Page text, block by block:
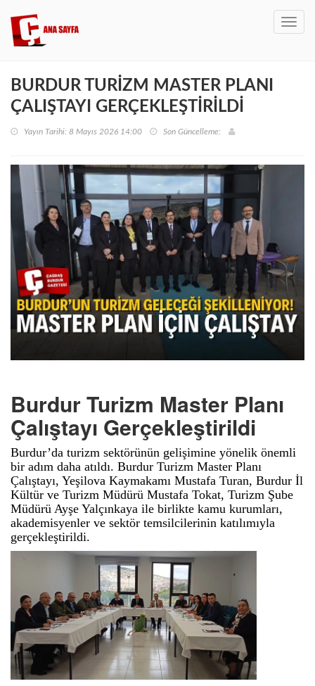
BURDUR TURİZM MASTER PLANI
ÇALIŞTAYI GERÇEKLEŞTİRİLDİ
Yayın Tarihi: 8 Mayıs 2026 14:00 Son Güncelleme:
Burdur Turizm Master Planı
Çalıştayı Gerçekleştirildi
Burdur’da turizm sektörünün gelişimine yönelik önemli
bir adım daha atıldı. Burdur Turizm Master Planı
Çalıştayı, Yeşilova Kaymakamı Mustafa Turan, Burdur İl
Kültür ve Turizm Müdürü Mustafa Tokat, Turizm Şube
Müdürü Ayşe Yalçınkaya ile birlikte kamu kurumları,
akademisyenler ve sektör temsilcilerinin katılımıyla
gerçekleştirildi.